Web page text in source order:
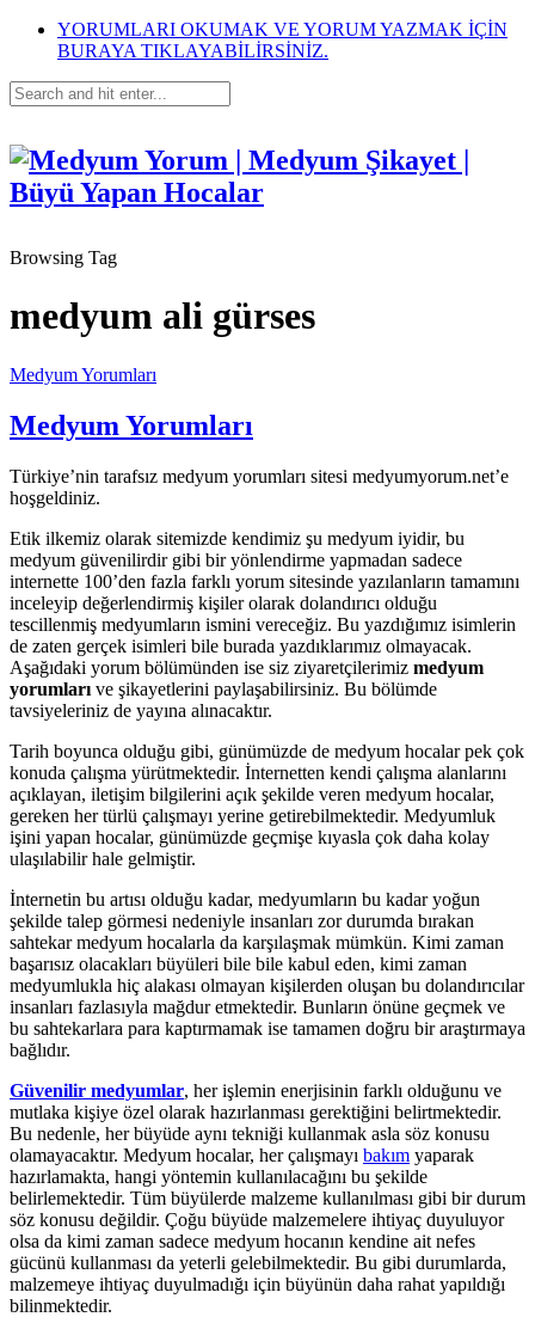
YORUMLARI OKUMAK VE YORUM YAZMAK İÇİN
BURAYA TIKLAYABİLİRSİNİZ.
Browsing Tag
medyum ali gürses
Medyum Yorumları
Medyum Yorumları
Türkiye’nin tarafsız medyum yorumları sitesi medyumyorum.net’e
hoşgeldiniz.
Etik ilkemiz olarak sitemizde kendimiz şu medyum iyidir, bu
medyum güvenilirdir gibi bir yönlendirme yapmadan sadece
internette 100’den fazla farklı yorum sitesinde yazılanların tamamını
inceleyip değerlendirmiş kişiler olarak dolandırıcı olduğu
tescillenmiş medyumların ismini vereceğiz. Bu yazdığımız isimlerin
de zaten gerçek isimleri bile burada yazdıklarımız olmayacak.
Aşağıdaki yorum bölümünden ise siz ziyaretçilerimiz medyum
yorumları ve şikayetlerini paylaşabilirsiniz. Bu bölümde
tavsiyeleriniz de yayına alınacaktır.
Tarih boyunca olduğu gibi, günümüzde de medyum hocalar pek çok
konuda çalışma yürütmektedir. İnternetten kendi çalışma alanlarını
açıklayan, iletişim bilgilerini açık şekilde veren medyum hocalar,
gereken her türlü çalışmayı yerine getirebilmektedir. Medyumluk
işini yapan hocalar, günümüzde geçmişe kıyasla çok daha kolay
ulaşılabilir hale gelmiştir.
İnternetin bu artısı olduğu kadar, medyumların bu kadar yoğun
şekilde talep görmesi nedeniyle insanları zor durumda bırakan
sahtekar medyum hocalarla da karşılaşmak mümkün. Kimi zaman
başarısız olacakları büyüleri bile bile kabul eden, kimi zaman
medyumlukla hiç alakası olmayan kişilerden oluşan bu dolandırıcılar
insanları fazlasıyla mağdur etmektedir. Bunların önüne geçmek ve
bu sahtekarlara para kaptırmamak ise tamamen doğru bir araştırmaya
bağlıdır.
Güvenilir medyumlar, her işlemin enerjisinin farklı olduğunu ve
mutlaka kişiye özel olarak hazırlanması gerektiğini belirtmektedir.
Bu nedenle, her büyüde aynı tekniği kullanmak asla söz konusu
olamayacaktır. Medyum hocalar, her çalışmayı bakım yaparak
hazırlamakta, hangi yöntemin kullanılacağını bu şekilde
belirlemektedir. Tüm büyülerde malzeme kullanılması gibi bir durum
söz konusu değildir. Çoğu büyüde malzemelere ihtiyaç duyuluyor
olsa da kimi zaman sadece medyum hocanın kendine ait nefes
gücünü kullanması da yeterli gelebilmektedir. Bu gibi durumlarda,
malzemeye ihtiyaç duyulmadığı için büyünün daha rahat yapıldığı
bilinmektedir.